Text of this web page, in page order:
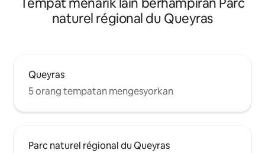
naturel régional du Queyras
Queyras
5 orang tempatan mengesyorkan
Parc naturel régional du Queyras